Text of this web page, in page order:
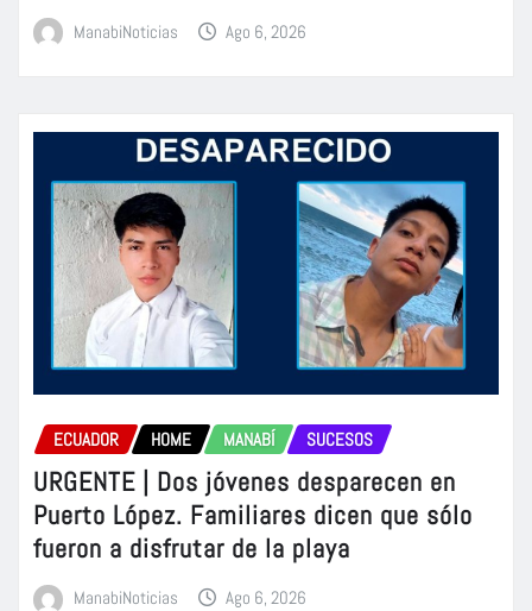
ManabiNoticias Ago 6, 2026
ECUADOR HOME MANABÍ SUCESOS
URGENTE | Dos jóvenes desparecen en
Puerto López. Familiares dicen que sólo
fueron a disfrutar de la playa
ManabiNoticias Ago 6, 2026